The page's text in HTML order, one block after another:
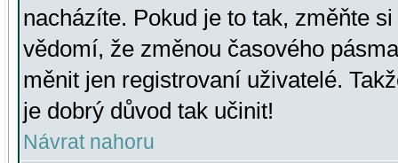
nacházíte. Pokud je to tak, změňte
vědomí, že změnou časového
měnit jen registrovaní uživatelé.
je dobrý důvod tak učinit!
Návrat nahoru